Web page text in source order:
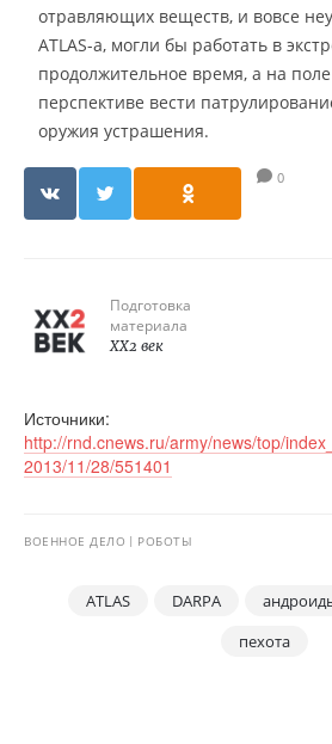
отравляющих веществ, и вовсе
ATLAS-а, могли бы работать в
продолжительное время, а на
перспективе вести
оружия устрашения.
0
Подготовка
материала
XX2 век
Источники:
http://rnd.cnews.ru/army/news/top/
2013/11/28/551401
ВОЕННОЕ ДЕЛО РОБОТЫ
ATLAS DARPA
пехота